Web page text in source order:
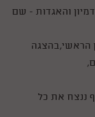
והאגדות - שם
הראשי,בהצגה
ננצח את כל